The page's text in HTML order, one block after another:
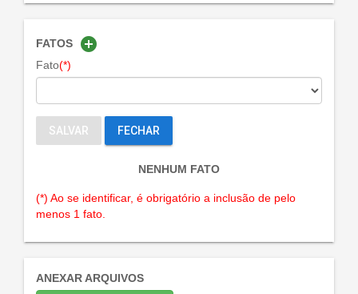
FATOS add_circle
Fato(*)
SALVAR FECHAR
NENHUM FATO
(*) Ao se identificar, é obrigatório a inclusão de pelo
menos 1 fato.
ANEXAR ARQUIVOS